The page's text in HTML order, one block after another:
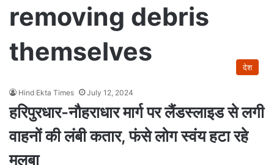
removing debris
themselves
देश
Hind Ekta Times July 12, 2024
हरिपुरधार-नौहराधार मार्ग पर लैंडस्लाइड से लगी
वाहनों की लंबी कतार, फंसे लोग स्वंय हटा रहे
मलबा